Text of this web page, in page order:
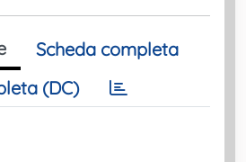
Scheda completa
(DC)